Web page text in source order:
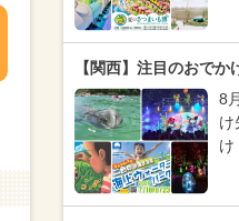
【関西】注目のおでか
8
け
け